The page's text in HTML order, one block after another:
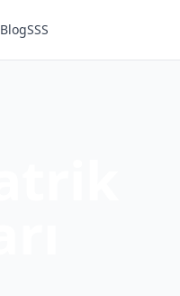
BlogSSS